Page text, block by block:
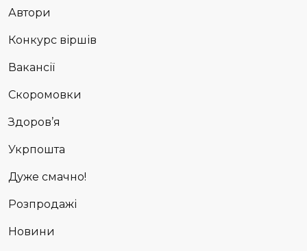
Автори
Конкурс віршів
Вакансії
Скоромовки
Здоров’я
Укрпошта
Дуже смачно!
Розпродажі
Новини